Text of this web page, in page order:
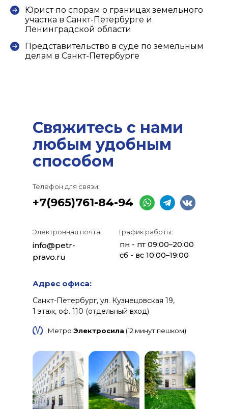
Юрист по спорам о границах земельного
участка в Санкт-Петербурге и
Ленинградской области
Представительство в суде по земельным
делам в Санкт-Петербурге
Свяжитесь с нами
любым удобным
способом
+7(965)761-84-94
info@petr-
pravo.ru
Адрес офиса:
Санкт-Петербург, ул. Кузнецовская 19,
1 этаж, оф. 110 (отдельный вход)
Метро Электросила (12 минут пешком)
пн - пт 09:00–20:00
сб - вс 10:00–19:00
Телефон для связи:
Электронная почта: График работы: